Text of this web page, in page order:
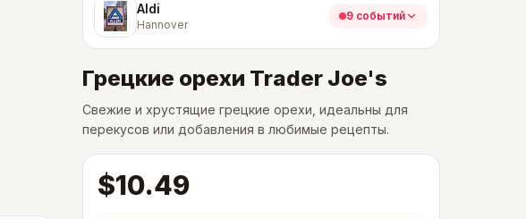
Aldi
Hannover
9 событий
Грецкие орехи Trader Joe's
Свежие и хрустящие грецкие орехи, идеальны для
перекусов или добавления в любимые рецепты.
$10.49